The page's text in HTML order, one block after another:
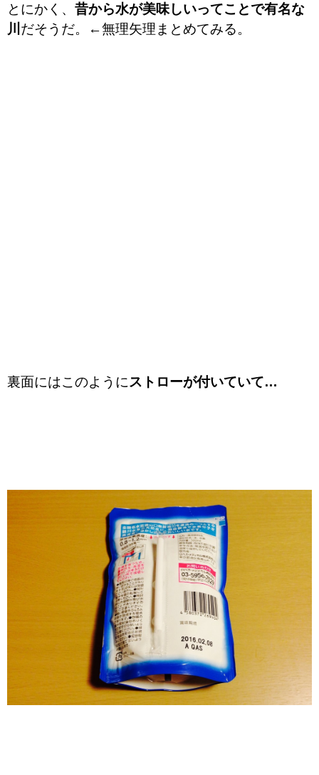
とにかく、 昔から水が美味しいってことで有名な
川 だそうだ。←無理矢理まとめてみる。
裏面にはこのようにストローが付いていて…